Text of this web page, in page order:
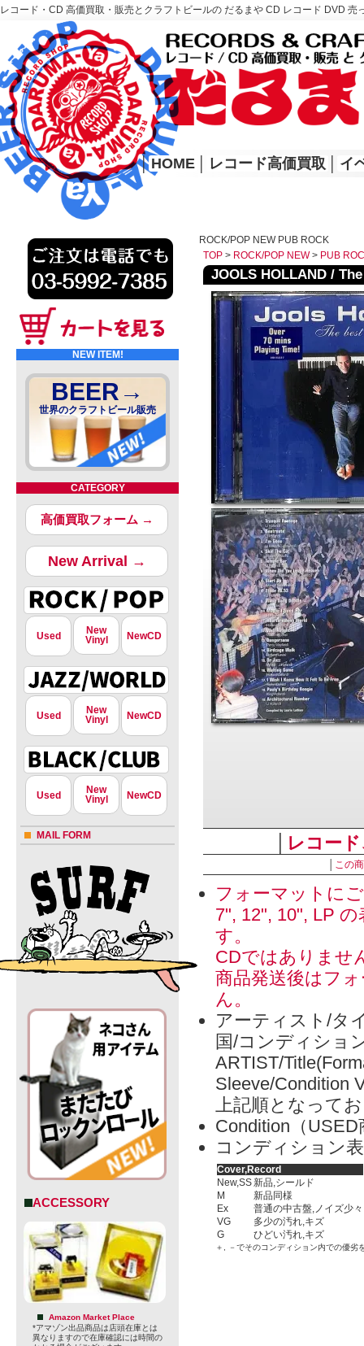
レコード・CD 高価買取・販売とクラフトビールの だるまや CD レコード DVD
レコード高価買取はこちら
HOME
│ HOME レコード高価買取 イ
NEW ITEM!
BEER→
世界のクラフトビール販売
CATEGORY
高価買取フォーム →
New Arrival →
Used
New
Vinyl
NewCD
Used
New
Vinyl
NewCD
Used
New
Vinyl
NewCD
MAIL FORM
ACCESSORY
Amazon Market Place
*アマゾン出品商品は店頭在庫とは
異なりますので在庫確認には時間の
ROCK/POP NEW PUB ROCK
TOP > ROCK/POP NEW> PUB
JOOLS HOLLAND /
レコー
この
フォーマットに
7", 12", 10", LP
す。
CDではありませ
商品発送後はフ
ん。
アーティスト/タ
国/コンディショ
ARTIST/
Sleeve/Condition
上記順となって
Condition（
コンディション
Cover,Record
New,SS新品,シールド
M
新品同様
Ex
普通の中古盤,ノイズ少々
VG
多少の汚れ,キズ
G
ひどい汚れ,キズ
＋, －でそのコンディション内での優劣